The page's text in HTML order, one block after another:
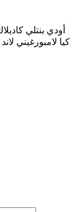
أودي بنتلي
كيا لامبورغيني